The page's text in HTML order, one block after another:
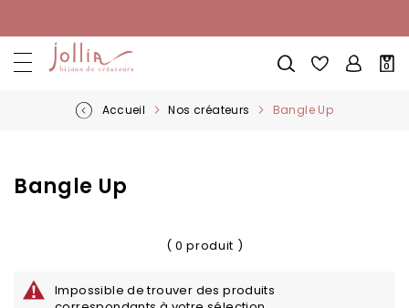
au
contenu
Mon
0
Accueil Nos créateurs Bangle Up
Bangle Up
Impossible de trouver des produits
( 0 produit )